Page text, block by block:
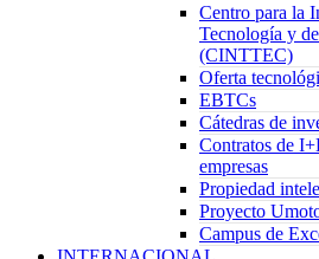
Centro para la
Tecnología y
(CINTTEC)
Oferta
EBTCs
Cátedras de
Contratos de
empresas
Propiedad
Proyecto
Campus de